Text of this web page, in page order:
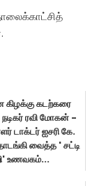
கடற்கரை
ரவி மோகன் -
டாக்டர் ஐசரி கே.
வைத்த ' சட்டி
உணவகம்...